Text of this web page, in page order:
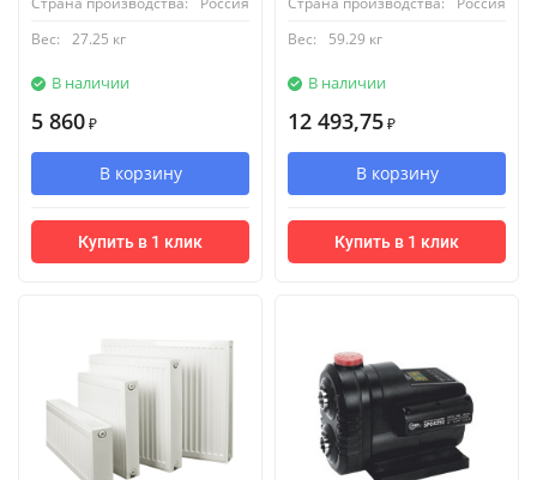
Вес:
27.25 кг
В наличии
5 860 ₽
В корзину
Купить в 1 клик
Вес:
59.29 кг
В наличии
12 493,75 ₽
В корзину
Купить в 1 клик